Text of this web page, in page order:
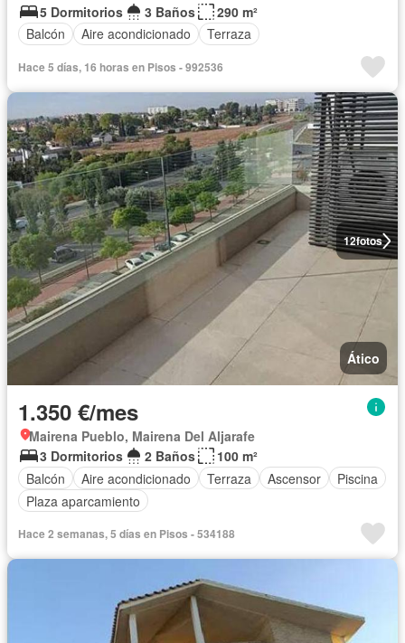
5 Dormitorios
3 Baños
290 m²
Balcón
Aire acondicionado Terraza
Hace 5 días, 16 horas en Pisos - 992536
12fotos
Ático
1.350 €/mes
Mairena Pueblo, Mairena Del Aljarafe
3 Dormitorios
2 Baños
100 m²
Balcón
Aire acondicionado Terraza Ascensor
Piscina
Plaza aparcamiento
Hace 2 semanas, 5 días en Pisos - 534188